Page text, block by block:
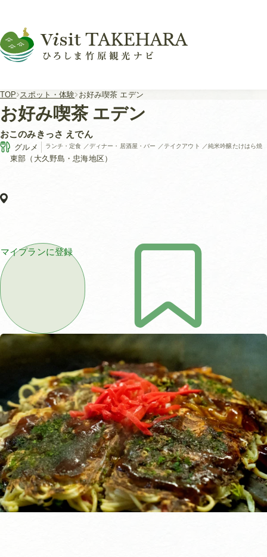
TOP スポット・体験 お好み喫茶 エデン
お好み喫茶 エデン
おこのみきっさ えでん
グルメ ランチ・定食 ／ディナー・居酒屋・バー ／テイクアウト ／純米吟醸たけはら焼
東部（大久野島・忠海地区）
マイプランに登録